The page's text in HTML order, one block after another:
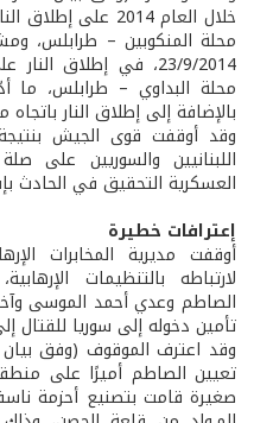
خلال العام 2014
محلة المنكوبين – طرابلس،
23/9/2014، في إطلاق
محلة البداوي – طرابلس، ما
بالإضافة إلى إطلاق النار
وقد أوقفت قوى الجيش
اللبنانيين والسوريين على
العسكرية التحقيق في الحادث
إعترافات خطيرة
أوقفت مديرية المخابرات
لارتباطه بالتنظيمات
الصاطم وعدي أحمد الموسى
تأمين دخوله إلى سوريا للقتال
تعيين الصاطم أميرًا على
صغيرة قامت بتصنيع أحزمة